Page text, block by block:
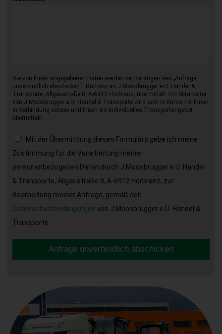
Die von Ihnen angegebenen Daten werden bei Betätigen des „Anfrage
unverbindlich abschicken“–Buttons an J.Moosbrugger e.U. Handel &
Transporte, Allgäustraße 8, A-6912 Hörbranz, übermittelt. Ein Mitarbeiter
von J.Moosbrugger e.U. Handel & Transporte wird sich in Kürze mit Ihnen
in Verbindung setzen und Ihnen ein individuelles Transportangebot
übermitteln.
Mit der Übermittlung dieses Formulars gebe ich meine
Zustimmung für die Verarbeitung meiner
personenbezogenen Daten durch J.Moosbrugger e.U. Handel
& Transporte, Allgäustraße 8, A-6912 Hörbranz, zur
Bearbeitung meiner Anfrage, gemäß den
Datenschutzbedingungen von J.Moosbrugger e.U. Handel &
Transporte.
Anfrage unverbindlich abschicken